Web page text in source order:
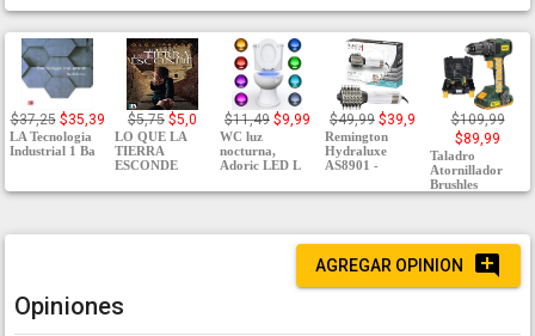
$37,25 $35,39
LA Tecnologia
Industrial 1 Ba
$5,75 $5,0
LO QUE LA
TIERRA
ESCONDE
$11,49 $9,99
WC luz
nocturna,
Adoric LED L
$49,99 $39,9
Remington
Hydraluxe
AS8901 -
$109,99
$89,99
Taladro
Atornillador
Brushles
AGREGAR OPINION
Opiniones